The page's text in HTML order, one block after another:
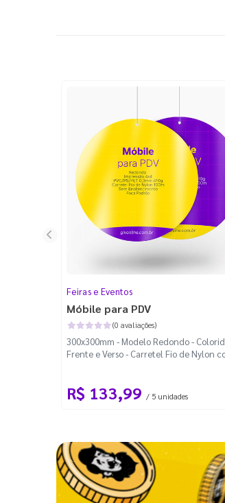
Feiras e Eventos
Móbile para PDV
(0 avaliações)
300x300mm - Modelo Redondo -
Frente e Verso - Carretel Fio de Nylon
R$ 133,99 / 5 unidades